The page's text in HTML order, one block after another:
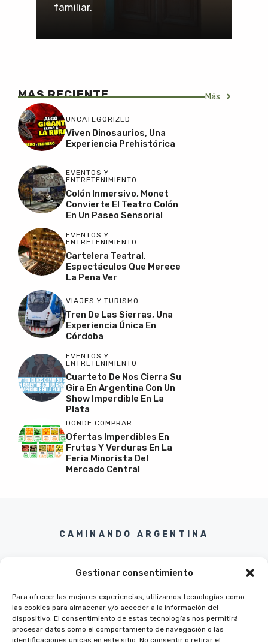
Gestionar consentimiento
Para ofrecer las mejores experiencias, utilizamos tecnologías como
las cookies para almacenar y/o acceder a la información del
dispositivo. El consentimiento de estas tecnologías nos permitirá
procesar datos como el comportamiento de navegación o las
identificaciones únicas en este sitio. No consentir o retirar el
familiar.
MAS RECIENTE Más
UNCATEGORIZED
Viven Dinosaurios, Una
Experiencia Prehistórica
EVENTOS Y
ENTRETENIMIENTO
Colón Inmersivo, Monet
Convierte El Teatro Colón
En Un Paseo Sensorial
EVENTOS Y
ENTRETENIMIENTO
Cartelera Teatral,
Espectáculos Que Merece
La Pena Ver
VIAJES Y TURISMO
Tren De Las Sierras, Una
Experiencia Única En
Córdoba
EVENTOS Y
ENTRETENIMIENTO
Cuarteto De Nos Cierra Su
Gira En Argentina Con Un
Show Imperdible En La
Plata
DONDE COMPRAR
Ofertas Imperdibles En
Frutas Y Verduras En La
Feria Minorista Del
Mercado Central
CAMINANDO ARGENTINA
Twitter
Instagram
Pinterest
Facebook